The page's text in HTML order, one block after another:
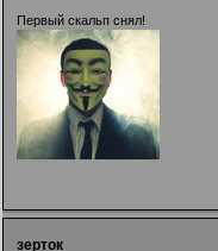
Первый скальп снял!
зерток